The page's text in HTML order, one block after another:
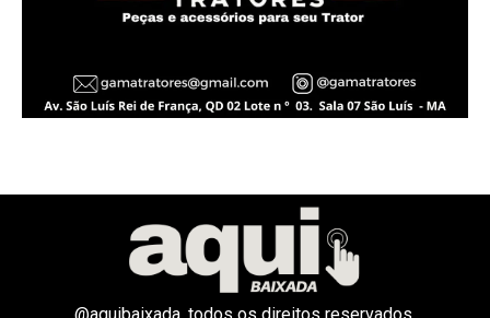
@aquibaixada, todos os direitos reservados.